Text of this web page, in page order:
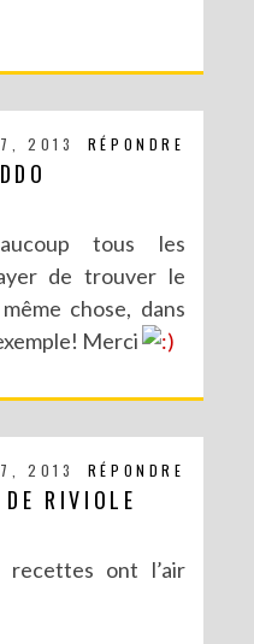
RÉPONDRE
2013
tous les
de trouver le
chose, dans
Merci
RÉPONDRE
2013
RIVIOLE
ont l’air